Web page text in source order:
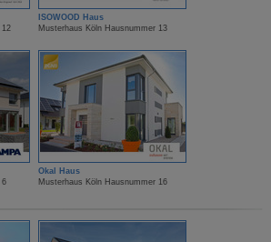
12
ISOWOOD Haus
Musterhaus Köln Hausnummer 13
6
Okal Haus
Musterhaus Köln Hausnummer 16